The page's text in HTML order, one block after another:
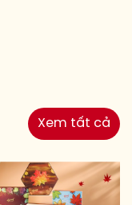
Xem tất cả